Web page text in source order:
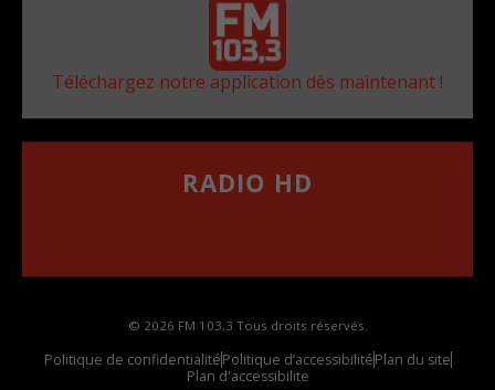
Téléchargez notre application dès maintenant !
RADIO HD
© 2026 FM 103,3 Tous droits réservés.
Politique de confidentialitéPolitique d’accessibilitéPlan du site
Plan d'accessibilite